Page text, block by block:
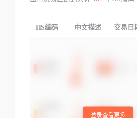
HS编码 中文描述 交易日
登录查看更多